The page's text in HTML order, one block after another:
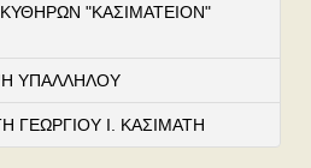
"ΚΑΣΙΜΑΤΕΙΟΝ"
ΥΠΑΛΛΗΛΟΥ
ΓΕΩΡΓΙΟΥ Ι. ΚΑΣΙΜΑΤΗ